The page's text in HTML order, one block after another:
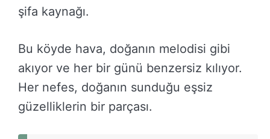
şifa kaynağı.
Bu köyde hava, doğanın melodisi gibi
akıyor ve her bir günü benzersiz kılıyor.
Her nefes, doğanın sunduğu eşsiz
güzelliklerin bir parçası.